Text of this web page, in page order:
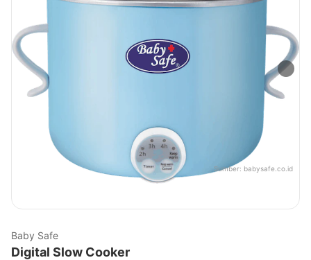
Sumber: babysafe.co.id
Baby Safe
Digital Slow Cooker